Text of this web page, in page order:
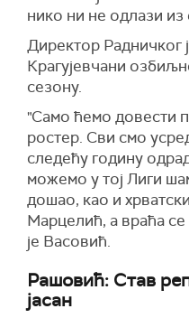
нико ни не одлази из
Директор Радничког
Крагујевчани
сезону.
"Само ћемо довести
ростер. Сви смо
следећу годину
можемо у тој Лиги
дошао, као и
Марцелић, а враћа
је Васовић.
Рашовић: Став
јасан